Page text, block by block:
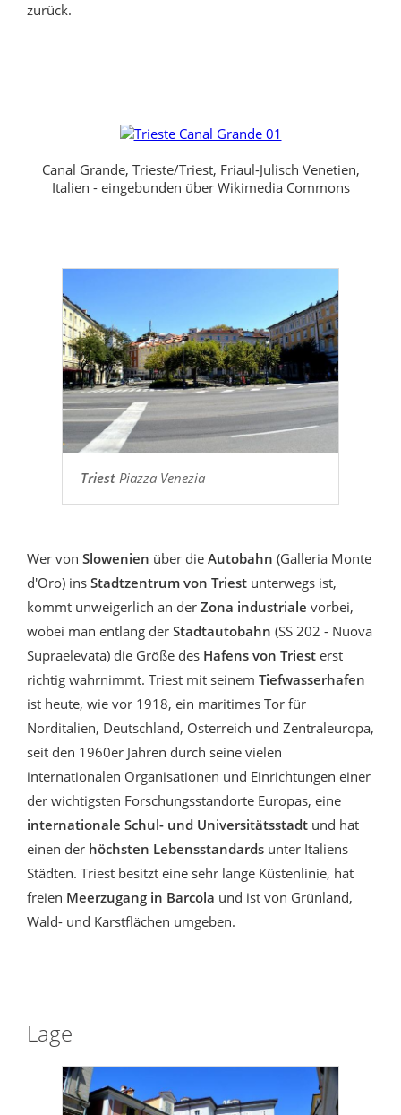
zurück.
Canal Grande, Trieste/Triest, Friaul-Julisch Venetien,
Italien - eingebunden über Wikimedia Commons
TriestPiazza Venezia
Wer von Slowenien über die Autobahn (Galleria Monte
d'Oro) ins Stadtzentrum von Triest unterwegs ist,
kommt unweigerlich an der Zona industriale vorbei,
wobei man entlang der Stadtautobahn (SS 202 - Nuova
Supraelevata) die Größe des Hafens von Triest erst
richtig wahrnimmt. Triest mit seinem Tiefwasserhafen
ist heute, wie vor 1918, ein maritimes Tor für
Norditalien, Deutschland, Österreich und Zentraleuropa,
seit den 1960er Jahren durch seine vielen
internationalen Organisationen und Einrichtungen einer
der wichtigsten Forschungsstandorte Europas, eine
internationale Schul- und Universitätsstadt und hat
einen der höchsten Lebensstandards unter Italiens
Städten. Triest besitzt eine sehr lange Küstenlinie, hat
freien Meerzugang in Barcola und ist von Grünland,
Wald- und Karstflächen umgeben.
Lage